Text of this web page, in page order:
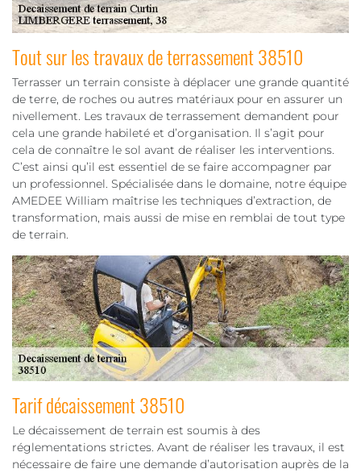
Tout sur les travaux de terrassement 38510
Terrasser un terrain consiste à déplacer une grande quantité
de terre, de roches ou autres matériaux pour en assurer un
nivellement. Les travaux de terrassement demandent pour
cela une grande habileté et d’organisation. Il s’agit pour
cela de connaître le sol avant de réaliser les interventions.
C’est ainsi qu’il est essentiel de se faire accompagner par
un professionnel. Spécialisée dans le domaine, notre équipe
AMEDEE William maîtrise les techniques d’extraction, de
transformation, mais aussi de mise en remblai de tout type
de terrain.
Tarif décaissement 38510
Le décaissement de terrain est soumis à des
réglementations strictes. Avant de réaliser les travaux, il est
nécessaire de faire une demande d’autorisation auprès de la